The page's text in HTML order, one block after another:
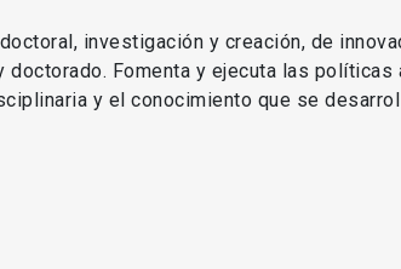
investigación y creación, de
Fomenta y ejecuta las
y el conocimiento que se